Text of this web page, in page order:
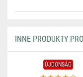
INNE PRODUKTY
ÚJDONSÁG